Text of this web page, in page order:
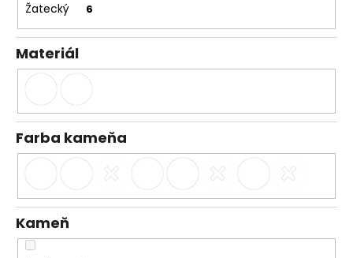
Žatecký 6
Materiál
Farba kameňa
Kameň
a
m
e